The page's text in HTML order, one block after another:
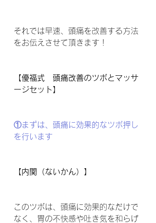
それでは早速、頭痛を改善する方法
をお伝えさせて頂きます！
【優福式　頭痛改善のツボとマッサ
ージセット】
①まずは、頭痛に効果的なツボ押し
を行います
【内関（ないかん）】
このツボは、頭痛に効果的なだけで
なく、胃の不快感や吐き気を和らげ